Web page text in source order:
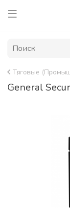
Тяговые
General